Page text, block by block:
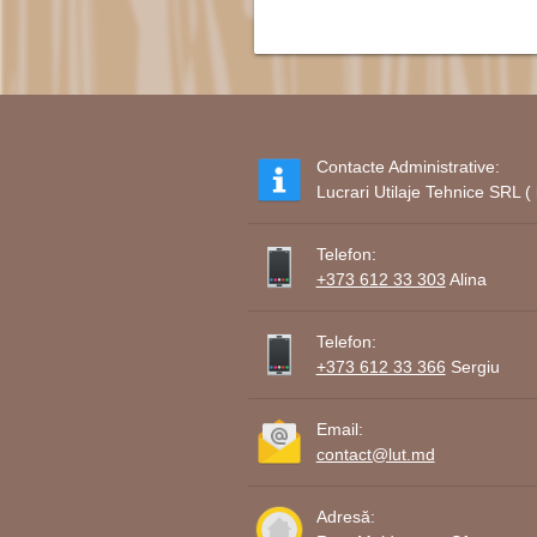
Contacte Administrative:
Lucrari Utilaje Tehnice SRL
Telefon:
+373 612 33 303 Alina
Telefon:
+373 612 33 366 Sergiu
Email:
contact@lut.md
Adresă: